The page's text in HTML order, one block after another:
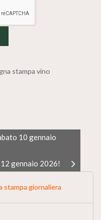
stampa vino
10 gennaio
gennaio 2026!
stampa giornaliera